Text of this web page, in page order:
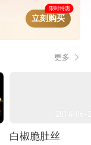
限时特惠
立刻购买
更多
2014-06-
白椒脆肚丝